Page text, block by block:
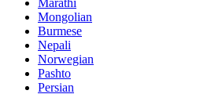
Mongolian
Burmese
Nepali
Norwegian
Pashto
Persian